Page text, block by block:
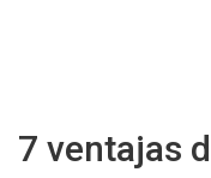
7 ventajas